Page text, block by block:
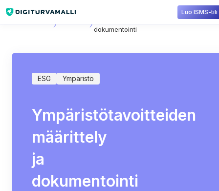
Luo ISMS-tili
Ympäristötavoitteiden määrittely ja
dokumentointi
ESG Ympäristö
Ympäristötavoitteiden
määrittely
ja
dokumentointi